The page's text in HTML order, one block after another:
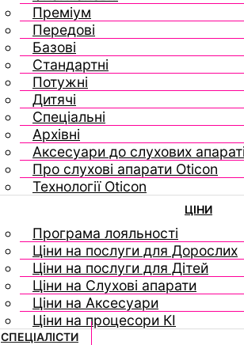
Преміум
Передові
Базові
Стандартні
Потужні
Дитячі
Спеціальні
Архівні
Аксесуари до слухових
Про слухові апарати Oticon
Технології Oticon
ЦІНИ
Програма лояльності
Ціни на послуги для Дорослих
Ціни на послуги для Дітей
Ціни на Слухові апарати
Ціни на Аксесуари
Ціни на процесори КІ
СПЕЦІАЛІСТИ